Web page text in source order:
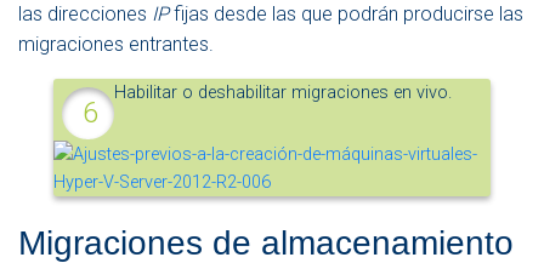
las direcciones IPfijas desde las que podrán producirse las
migraciones entrantes.
Habilitar o deshabilitar migraciones en vivo.
Migraciones de almacenamiento